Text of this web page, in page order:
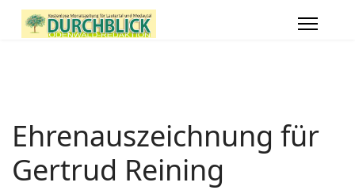
Ehrenauszeichnung für
Gertrud Reining